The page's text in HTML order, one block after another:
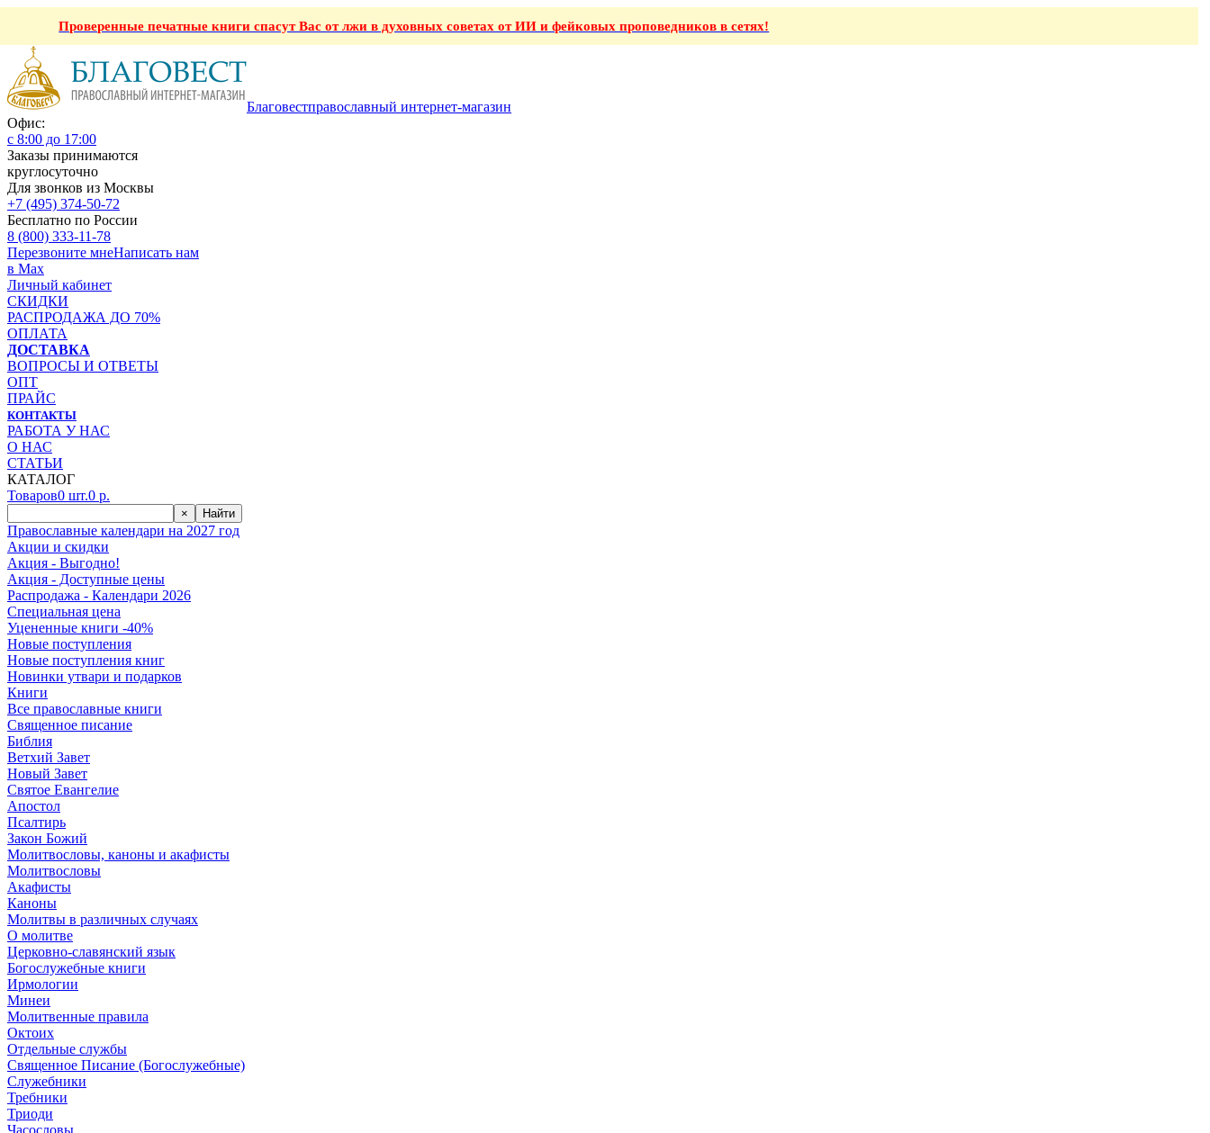
Проверенные печатные книги спасут Вас от лжи в духовных советах от ИИ и фейковых проповедников в сетях!
Благовестправославный интернет-магазин
Офис:
с 8:00 до 17:00
Заказы принимаются
круглосуточно
Для звонков из Москвы
+7 (495) 374-50-72
Бесплатно по России
8 (800) 333-11-78
Перезвоните мнеНаписать нам
в Max
Личный кабинет
СКИДКИ
РАСПРОДАЖА ДО 70%
ОПЛАТА
ДОСТАВКА
ВОПРОСЫ И ОТВЕТЫ
ОПТ
ПРАЙС
КОНТАКТЫ
РАБОТА У НАС
О НАС
СТАТЬИ
КАТАЛОГ
Товаров0 шт.0 р.
× Найти
Православные календари на 2027 год
Акции и скидки
Акция - Выгодно!
Акция - Доступные цены
Распродажа - Календари 2026
Специальная цена
Уцененные книги -40%
Новые поступления
Новые поступления книг
Новинки утвари и подарков
Книги
Все православные книги
Священное писание
Библия
Ветхий Завет
Новый Завет
Святое Евангелие
Апостол
Псалтирь
Закон Божий
Молитвословы, каноны и акафисты
Молитвословы
Акафисты
Каноны
Молитвы в различных случаях
О молитве
Церковно-славянский язык
Богослужебные книги
Ирмологии
Минеи
Молитвенные правила
Октоих
Отдельные службы
Священное Писание (Богослужебные)
Служебники
Требники
Триоди
Часословы